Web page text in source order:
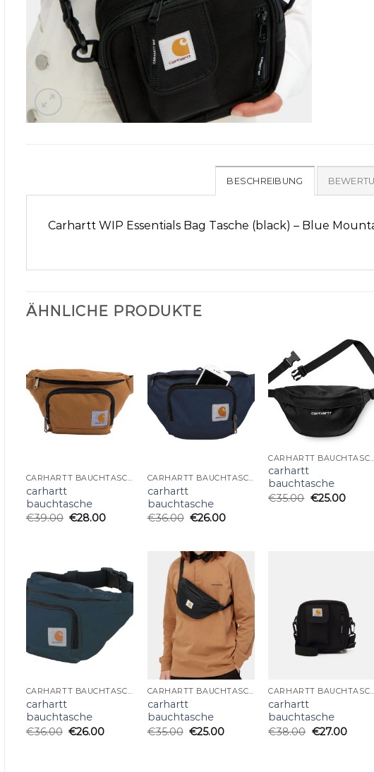
BESCHREIBUNG
Carhartt WIP Essentials Bag Tasche (black) – Blue
ÄHNLICHE PRODUKTE
CARHARTT BAUCHTASCHE
carhartt
bauchtasche
€39.00 €28.00
CARHARTT BAUCHTASCHE
carhartt
bauchtasche
€36.00 €26.00
carhartt
bauchtasche
€35.00 €25.00
CARHARTT BAUCHTASCHE
carhartt
bauchtasche
€36.00 €26.00
CARHARTT BAUCHTASCHE
carhartt
bauchtasche
€35.00 €25.00
CARHARTT
carhartt
bauchtasche
€38.00 €27.00